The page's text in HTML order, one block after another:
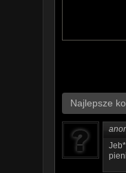
Najlepsze